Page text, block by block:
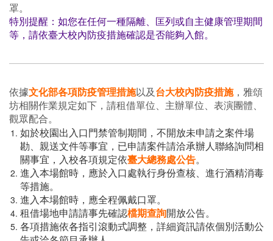
罩。
特別提醒：如您在任何一種隔離、匡列或自主健康管理期間
等，請依臺大校內防疫措施確認是否能夠入館。
依據文化部各項防疫管理措施以及台大校內防疫措施，雅頌
坊相關作業規定如下，請租借單位、主辦單位、表演團體、
觀眾配合。
如於校園出入口門禁管制期間，不開放未申請之案件場
勘、親送文件等事宜，已申請案件請洽承辦人聯絡詢問相
關事宜，入校各項規定依臺大總務處公告。
進入本場館時，應於入口處執行身份查核、進行酒精消毒
等措施。
進入本場館時，應全程佩戴口罩。
租借場地申請請事先確認檔期查詢開放公告。
各項措施依各指引滾動式調整，詳細資訊請依個別活動公